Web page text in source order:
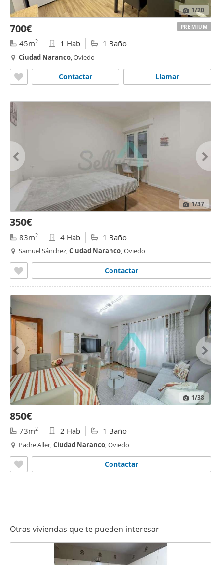
1/20
700€
45m2 1 Hab 1 Baño
Ciudad Naranco, Oviedo
Llamar
Contactar
PREMIUM
1/37
350€
83m2 4 Hab 1 Baño
Samuel Sánchez,Ciudad Naranco, Oviedo
Contactar
1/38
850€
73m2 2 Hab 1 Baño
Padre Aller,Ciudad Naranco, Oviedo
Contactar
Otras viviendas que te pueden interesar